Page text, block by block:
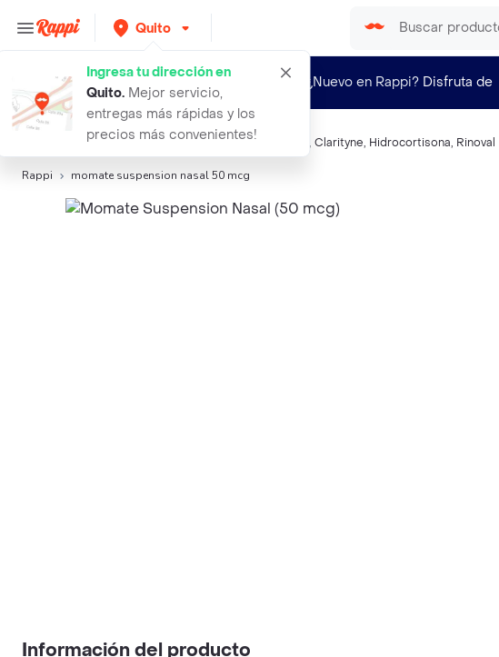
Quito
Ingresa tu dirección en
Quito. Mejor servicio,
entregas más rápidas y los
precios más convenientes!
¿Nuevo en Rappi? Disfruta de
Búsquedas relacionadas: Antialérgico Nasal , Clarityne, Hidrocortisona, Rinoval
Rappi momate suspension nasal 50 mcg
Información del producto